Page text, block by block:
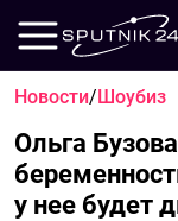
Новости/Шоубиз
Ольга
у нее будет